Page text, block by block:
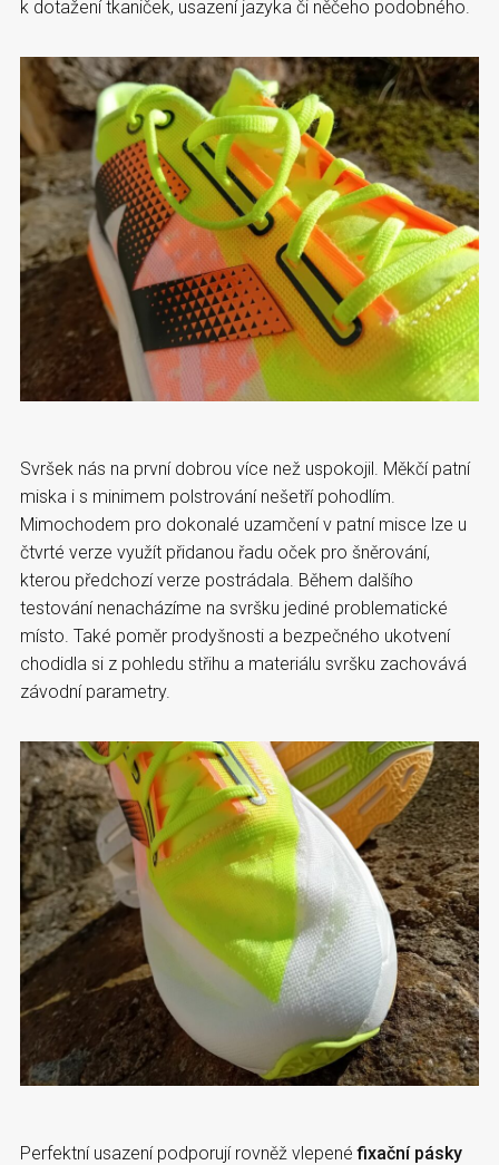
k dotažení tkaniček, usazení jazyka či něčeho podobného.
Svršek nás na první dobrou více než uspokojil. Měkčí patní
miska i s minimem polstrování nešetří pohodlím.
Mimochodem pro dokonalé uzamčení v patní misce lze u
čtvrté verze využít přidanou řadu oček pro šněrování,
kterou předchozí verze postrádala. Během dalšího
testování nenacházíme na svršku jediné problematické
místo. Také poměr prodyšnosti a bezpečného ukotvení
chodidla si z pohledu střihu a materiálu svršku zachovává
závodní parametry.
Perfektní usazení podporují rovněž vlepenéfixační pásky